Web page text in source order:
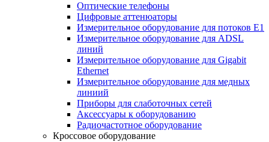
Оптические телефоны
Цифровые аттенюаторы
Измерительное оборудование для потоков Е1
Измерительное оборудование для ADSL
линий
Измерительное оборудование для Gigabit
Ethernet
Измерительное оборудование для медных
линиий
Приборы для слаботочных сетей
Аксессуары к оборудованию
Радиочастотное оборудование
Кроссовое оборудование